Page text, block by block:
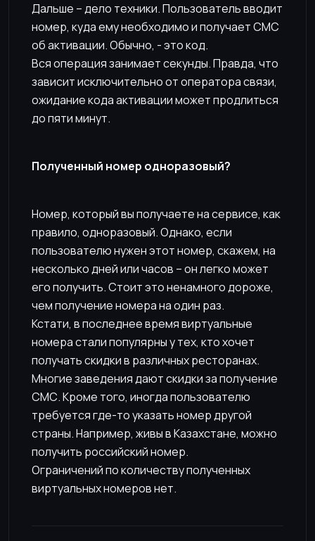
Дальше – дело техники. Пользователь вводит
номер, куда ему необходимо и получает СМС
об активации. Обычно, - это код.
Вся операция занимает секунды. Правда, что
зависит исключительно от оператора связи,
ожидание кода активации может продлиться
до пяти минут.
Полученный номер одноразовый?
Номер, который вы получаете на сервисе, как
правило, одноразовый. Однако, если
пользователю нужен этот номер, скажем, на
несколько дней или часов – он легко может
его получить. Стоит это ненамного дороже,
чем получение номера на один раз.
Кстати, в последнее время виртуальные
номера стали популярны у тех, кто хочет
получать скидки в различных ресторанах.
Многие заведения дают скидки за получение
СМС. Кроме того, иногда пользователю
требуется где-то указать номер другой
страны. Например, живы в Казахстане, можно
получить российский номер.
Ограничений по количеству полученных
виртуальных номеров нет.